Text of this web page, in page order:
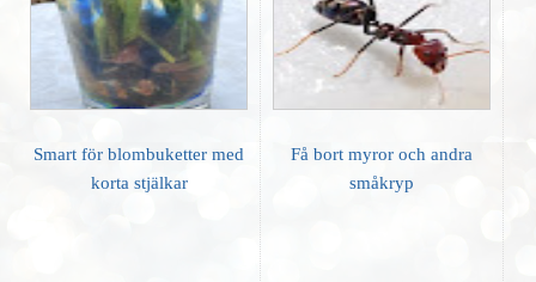
Smart för blombuketter med
korta stjälkar
Få bort myror och andra
småkryp